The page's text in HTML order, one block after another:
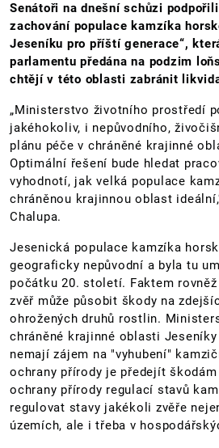
Senátoři na dnešní schůzi
zachování populace kamzíka
Jeseníku pro příští generace“,
parlamentu předána na podzim
chtějí v této oblasti zabránit
„Ministerstvo životního prostředí
jakéhokoliv, i nepůvodního,
plánu péče v chráněné krajinné
Optimální řešení bude hledat
vyhodnotí, jak velká populace
chráněnou krajinnou oblast
Chalupa.
Jesenická populace kamzíka
geograficky nepůvodní a byla tu
počátku 20. století. Faktem rovněž
zvěř může působit škody na
ohrožených druhů rostlin.
chráněné krajinné oblasti
nemají zájem na "vyhubení"
ochrany přírody je předejít
ochrany přírody regulací stavů
regulovat stavy jakékoli zvěře
územích, ale i třeba v